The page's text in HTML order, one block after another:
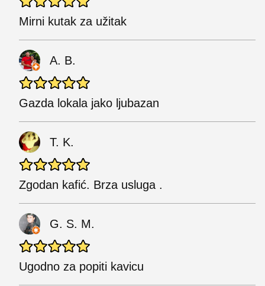
Mirni kutak za užitak
A. B.
Gazda lokala jako ljubazan
T. K.
Zgodan kafić. Brza usluga .
G. S. M.
Ugodno za popiti kavicu